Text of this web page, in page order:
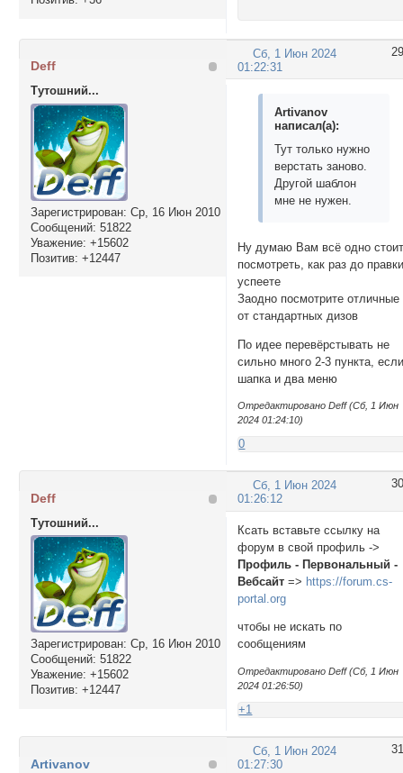
29
Сб, 1 Июн 2024
01:22:31
Deff
Тутошний...
Зарегистрирован: Ср, 16 Июн 2010
Сообщений: 51822
Уважение: +15602
Позитив: +12447
Artivanov
написал(а):
Тут только нужно
верстать заново.
Другой шаблон
мне не нужен.
Ну думаю Вам всё одно
посмотреть, как раз до
успеете
Заодно посмотрите отличные
от стандартных дизов
По идее перевёрстывать не
сильно много 2-3 пункта,
шапка и два меню
Отредактировано Deff (Сб, 1 Июн
2024 01:24:10)
0
30
Сб, 1 Июн 2024
01:26:12
Deff
Тутошний...
Зарегистрирован: Ср, 16 Июн 2010
Сообщений: 51822
Уважение: +15602
Позитив: +12447
Ксать вставьте ссылку на
форум в свой профиль ->
Профиль - Первональный -
Вебсайт => https://forum.cs-
portal.org
чтобы не искать по
сообщениям
Отредактировано Deff (Сб, 1 Июн
2024 01:26:50)
+1
31
Сб, 1 Июн 2024
01:27:30
Artivanov